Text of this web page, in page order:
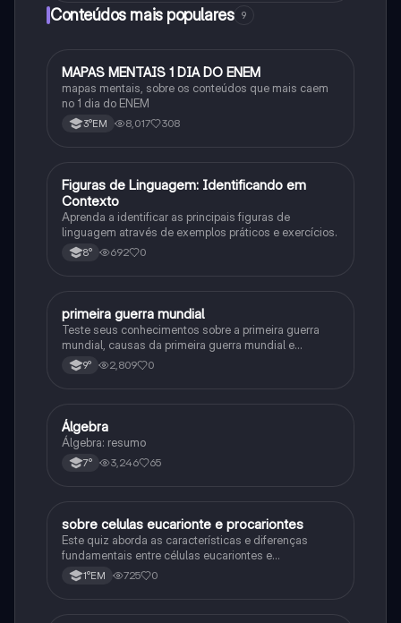
Conteúdos mais populares 9
Português
MAPAS MENTAIS 1 DIA DO ENEM
mapas mentais, sobre os conteúdos que mais caem
no 1 dia do ENEM
3°EM 8,017 308
FPortuguês
Figuras de Linguagem: Identificando em
Contexto
Aprenda a identificar as principais figuras de
linguagem através de exemplos práticos e exercícios.
8° 692 0
História
primeira guerra mundial
Teste seus conhecimentos sobre a primeira guerra
mundial, causas da primeira guerra mundial e
consequências da Primeira Guerra Mundial, fases da
primeira guerra mundial
9° 2,809 0
Matematica
Álgebra
Álgebra: resumo
7° 3,246 65
Biologia
sobre celulas eucarionte e procariontes
Este quiz aborda as características e diferenças
fundamentais entre células eucariontes e
procariontes.
1°EM 725 0